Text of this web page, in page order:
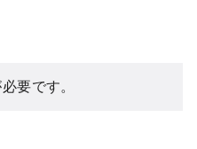
要です。